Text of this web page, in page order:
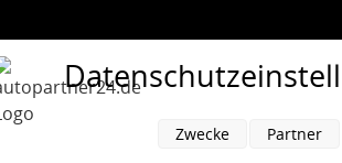
Zwecke Partner